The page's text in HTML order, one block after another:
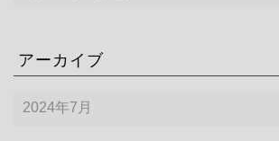
アーカイブ
ー